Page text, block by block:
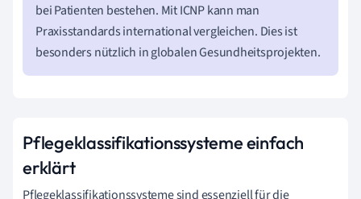
bei Patienten bestehen. Mit ICNP kann man
Praxisstandards international vergleichen. Dies ist
besonders nützlich in globalen Gesundheitsprojekten.
Pflegeklassifikationssysteme einfach
erklärt
Pflegeklassifikationssysteme sind essenziell für die